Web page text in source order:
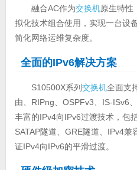
融合AC作为交换机原生特性
拟化技术组合使用，实现一台设
简化网络运维复杂度。
全面的IPv6解决方案
S10500X系列交换机全面支
由、RIPng、OSPFv3、IS-ISv6
丰富的IPv4向IPv6过渡技术，包
SATAP隧道、GRE隧道、IPv4
证IPv4向IPv6的平滑过渡。